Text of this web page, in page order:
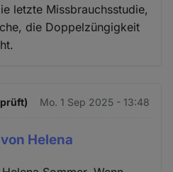
letzte Missbrauchsstudie,
die Doppelzüngigkeit
Mo. 1 Sep 2025 - 13:48
Helena